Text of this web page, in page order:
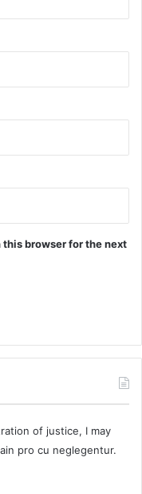
browser for the next
of justice, I may
pro cu neglegentur.